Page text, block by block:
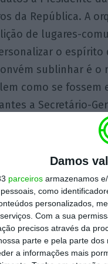
Damos
parceiros armazenamos
como
personalizados,
Com a sua
precisos através da
parte e pela parte
a informações mais
da República. A
de lugares-
o
sublinhar é o
como se fossem
a Secretário-
entre o fim
uma estação
ainda a pose de
Nada do que
entusiasmo da
e soluções que
Só que a realidade